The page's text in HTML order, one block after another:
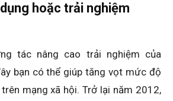
hoặc trải nghiệm
tác nâng cao trải nghiệm của
bạn có thể giúp tăng vọt mức độ
mạng xã hội. Trở lại năm 2012,